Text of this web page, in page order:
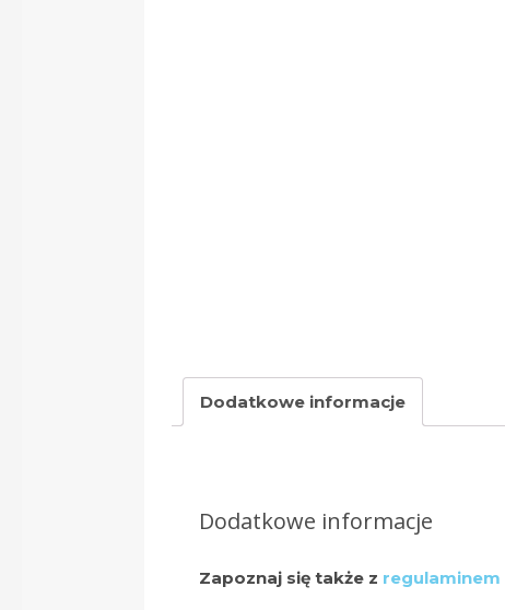
Dodatkowe informacje
Dodatkowe informacje
Zapoznaj się także z regulaminem